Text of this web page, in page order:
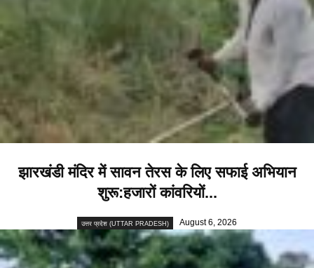
झारखंडी मंदिर में सावन तेरस के लिए सफाई अभियान
शुरू:हजारों कांवरियों...
उत्तर प्रदेश (UTTAR PRADESH) August 6, 2026